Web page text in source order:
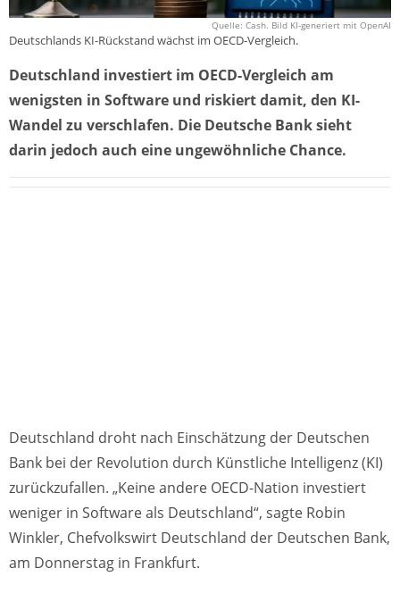
Quelle: Cash. Bild KI-generiert mit OpenAI
Deutschlands KI-Rückstand wächst im OECD-Vergleich.
Deutschland investiert im OECD-Vergleich am
wenigsten in Software und riskiert damit, den KI-
Wandel zu verschlafen. Die Deutsche Bank sieht
darin jedoch auch eine ungewöhnliche Chance.
Deutschland droht nach Einschätzung der Deutschen
Bank bei der Revolution durch Künstliche Intelligenz (KI)
zurückzufallen. „Keine andere OECD-Nation investiert
weniger in Software als Deutschland“, sagte Robin
Winkler, Chefvolkswirt Deutschland der Deutschen Bank,
am Donnerstag in Frankfurt.